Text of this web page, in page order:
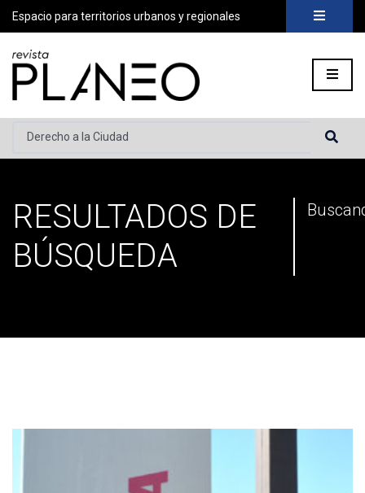
Espacio para territorios urbanos y regionales
Buscar...
Portada»Has buscado por Derecho a la Ciudad Página 2
RESULTADOS DE
BÚSQUEDA